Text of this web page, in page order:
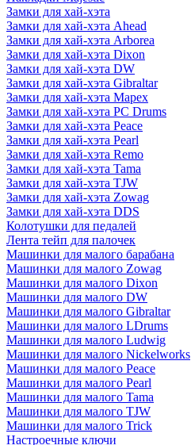
Замки для хай-хэта
Замки для хай-хэта Ahead
Замки для хай-хэта Arborea
Замки для хай-хэта Dixon
Замки для хай-хэта DW
Замки для хай-хэта Gibraltar
Замки для хай-хэта Mapex
Замки для хай-хэта PC Drums
Замки для хай-хэта Peace
Замки для хай-хэта Pearl
Замки для хай-хэта Remo
Замки для хай-хэта Tama
Замки для хай-хэта TJW
Замки для хай-хэта Zowag
Замки для хай-хэта DDS
Колотушки для педалей
Лента тейп для палочек
Машинки для малого барабана
Машинки для малого Zowag
Машинки для малого Dixon
Машинки для малого DW
Машинки для малого Gibraltar
Машинки для малого LDrums
Машинки для малого Ludwig
Машинки для малого Nickelworks
Машинки для малого Peace
Машинки для малого Pearl
Машинки для малого Tama
Машинки для малого TJW
Машинки для малого Trick
Настроечные ключи